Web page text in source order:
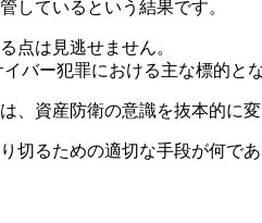
しているという結果です。
点は見逃せません。
バー犯罪における主な標的とな
資産防衛の意識を抜本的に
るための適切な手段が何で